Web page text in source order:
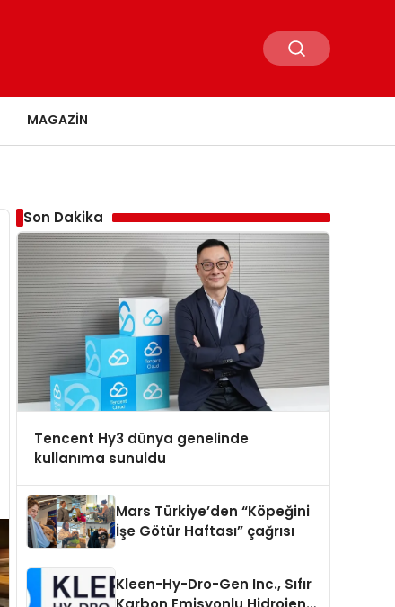
MAGAZIN
Son Dakika
Tencent Hy3 dünya genelinde
kullanıma sunuldu
Mars Türkiye’den “Köpeğini
İşe Götür Haftası” çağrısı
Kleen-Hy-Dro-Gen Inc., Sıfır